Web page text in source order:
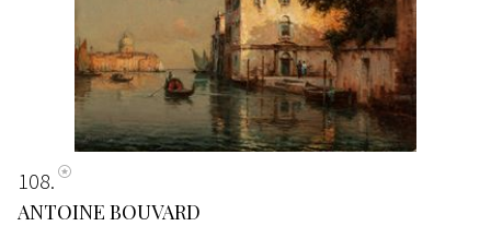
108
ANTOINE BOUVARD